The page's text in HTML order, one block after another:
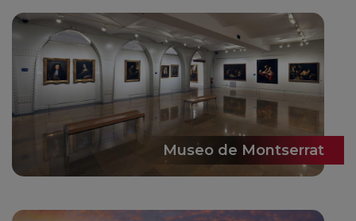
Museo de Montserrat